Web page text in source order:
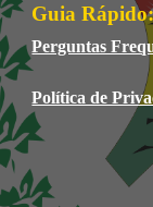
Guia
Perguntas
Política de